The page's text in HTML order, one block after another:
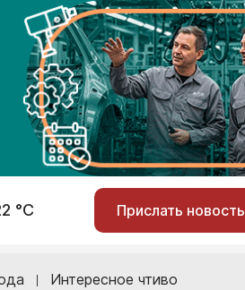
°С Прислать новость
Интересное чтиво